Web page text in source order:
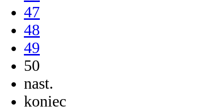
47
48
49
50
nast.
koniec